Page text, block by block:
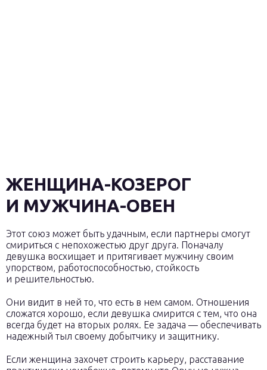
ЖЕНЩИНА-КОЗЕРОГ
И МУЖЧИНА-ОВЕН
Этот союз может быть удачным, если партнеры смогут
смириться с непохожестью друг друга. Поначалу
девушка восхищает и притягивает мужчину своим
упорством, работоспособностью, стойкость
и решительностью.
Они видит в ней то, что есть в нем самом. Отношения
сложатся хорошо, если девушка смирится с тем, что она
всегда будет на вторых ролях. Ее задача — обеспечивать
надежный тыл своему добытчику и защитнику.
Если женщина захочет строить карьеру, расставание